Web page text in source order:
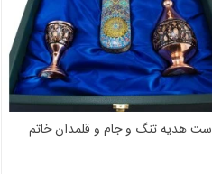
ست هدیه تنگ و جام و قلمدان خاتم